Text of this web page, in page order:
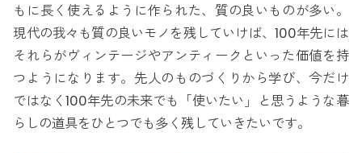
もに長く使えるように作られた、質の良いものが多い。
現代の我々も質の良いモノを残していけば、100年先には
それらがヴィンテージやアンティークといった価値を持
つようになります。先人のものづくりから学び、今だけ
ではなく100年先の未来でも「使いたい」と思うような暮
らしの道具をひとつでも多く残していきたいです。